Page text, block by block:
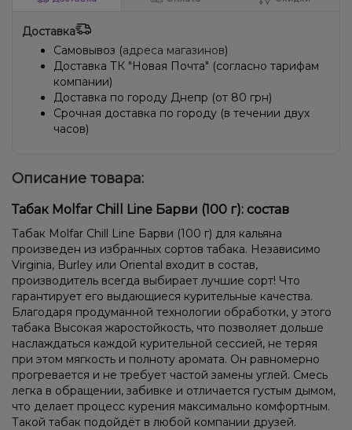
Доставка
Самовывоз (адреса магазинов)
Доставка ТК "Новая Почта" (согласно тарифам
компании)
Доставка по городу Днепр (от 80 грн)
Срочная доставка по городу (в течении двух
часов)
Описание товара:
Табак Molfar Chill Line Барви (100 г): состав
Табак Molfar Chill Line Барви (100 г) для кальяна
произведен из избранных сортов табака. Независимо
Virginia, Burley или Oriental входит в состав,
производитель всегда выбирает лучшие сорт! Что
гарантирует его выдающиеся курительные качества.
Благодаря продуманной технологии обработки, у этого
табака Высокая жаростойкость, что позволяет дольше
наслаждаться каждой курительной сессией, не теряя
при этом мягкость и полноту аромата. Он равномерно
прогревается и не требует частой замены углей. Смесь
легка в обращении, забивке и отличается густым дымом,
что делает процесс курения максимально комфортным.
Такой табак подойдёт в любой компании друзей.